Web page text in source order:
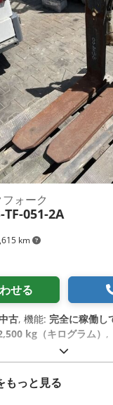
km
ォーク
TF-051-2A
せる
古, 機能: 完全に稼働し
kg（キログラム） ,
もっと見る